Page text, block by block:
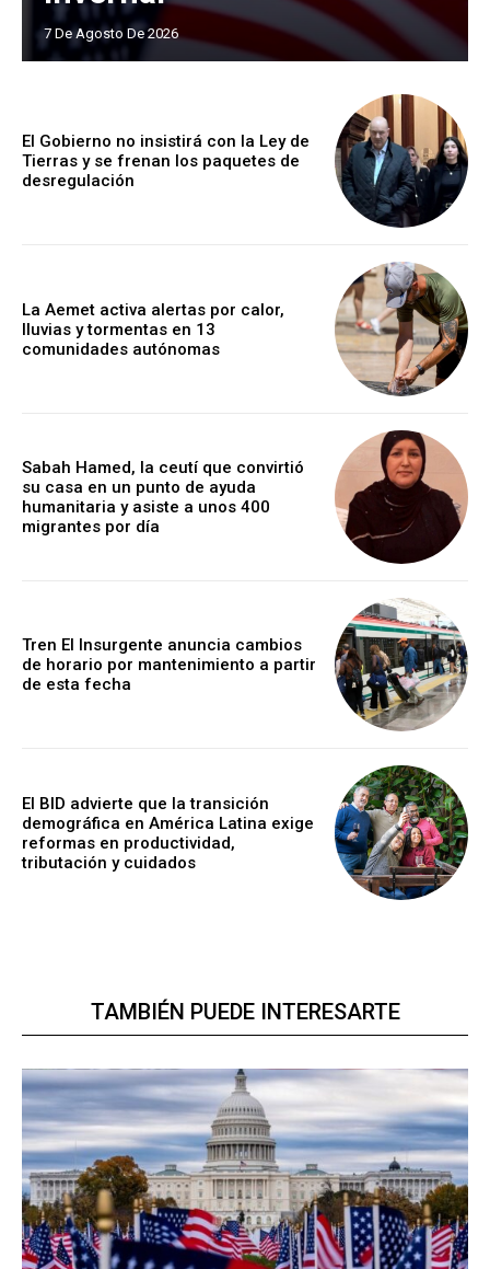
7 De Agosto De 2026
El Gobierno no insistirá con la Ley de
Tierras y se frenan los paquetes de
desregulación
La Aemet activa alertas por calor,
lluvias y tormentas en 13
comunidades autónomas
Sabah Hamed, la ceutí que convirtió
su casa en un punto de ayuda
humanitaria y asiste a unos 400
migrantes por día
Tren El Insurgente anuncia cambios
de horario por mantenimiento a partir
de esta fecha
El BID advierte que la transición
demográfica en América Latina exige
reformas en productividad,
tributación y cuidados
TAMBIÉN PUEDE INTERESARTE